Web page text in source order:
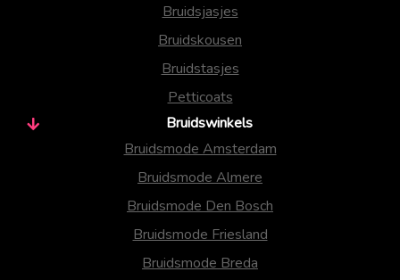
Bruidsjasjes
Bruidskousen
Bruidstasjes
Petticoats
Bruidswinkels
Bruidsmode Amsterdam
Bruidsmode Almere
Bruidsmode Den Bosch
Bruidsmode Friesland
Bruidsmode Breda